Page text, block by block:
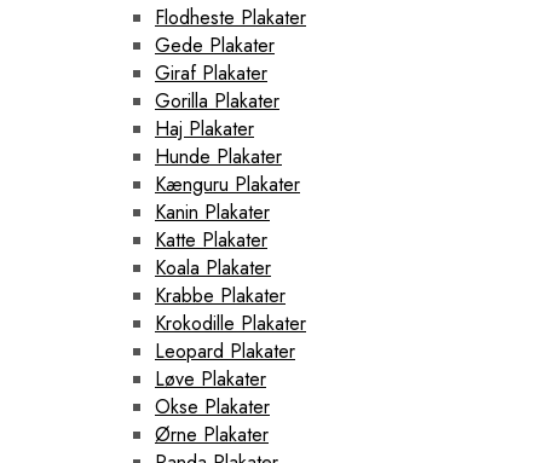
Flodheste Plakater
Gede Plakater
Giraf Plakater
Gorilla Plakater
Haj Plakater
Hunde Plakater
Kænguru Plakater
Kanin Plakater
Katte Plakater
Koala Plakater
Krabbe Plakater
Krokodille Plakater
Leopard Plakater
Løve Plakater
Okse Plakater
Ørne Plakater